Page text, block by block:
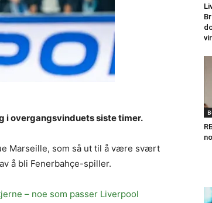
i overgangsvinduets siste timer.
Marseille, som så ut til å være svært
å bli Fenerbahçe-spiller.
– noe som passer Liverpool